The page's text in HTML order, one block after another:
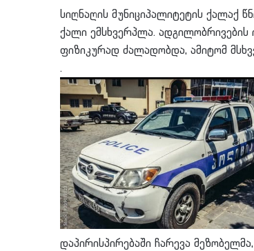
სიღნაღის მუნიციპალიტეტის ქალაქ
ქალი ემსხვერპლა.
ფიზიკურად ძალადობდა, ამიტომ
.
დაპირისპირებაში ჩარევა